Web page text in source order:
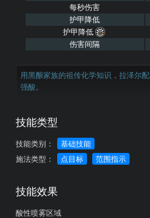
每秒伤害
护甲降低
护甲降低
伤害间隔
用黑酿家族的祖传化学知识，拉泽尔
强酸。
技能类型
技能类别：
基础技能
施法类型：
点目标 范围指示
技能效果
酸性喷雾区域